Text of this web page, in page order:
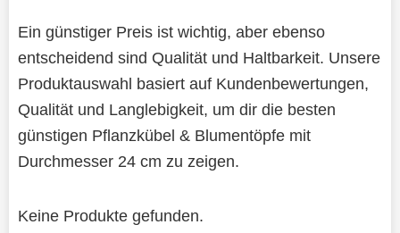
Ein günstiger Preis ist wichtig, aber ebenso
entscheidend sind Qualität und Haltbarkeit. Unsere
Produktauswahl basiert auf Kundenbewertungen,
Qualität und Langlebigkeit, um dir die besten
günstigen Pflanzkübel & Blumentöpfe mit
Durchmesser 24 cm zu zeigen.
Keine Produkte gefunden.